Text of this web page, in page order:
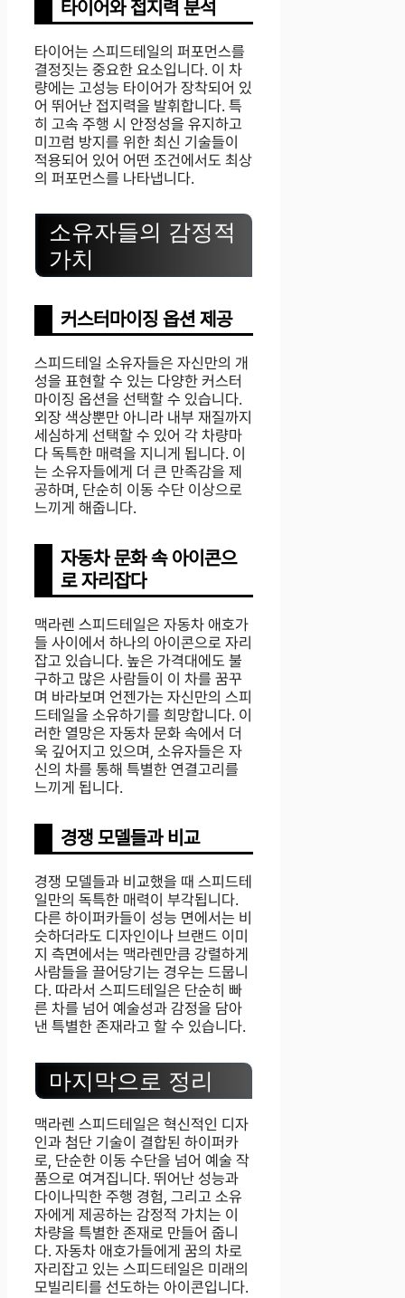
타이어와 접지력 분석
타이어는 스피드테일의 퍼포먼스를
결정짓는 중요한 요소입니다. 이 차
량에는 고성능 타이어가 장착되어 있
어 뛰어난 접지력을 발휘합니다. 특
히 고속 주행 시 안정성을 유지하고
미끄럼 방지를 위한 최신 기술들이
적용되어 있어 어떤 조건에서도 최상
의 퍼포먼스를 나타냅니다.
소유자들의 감정적
가치
커스터마이징 옵션 제공
스피드테일 소유자들은 자신만의 개
성을 표현할 수 있는 다양한 커스터
마이징 옵션을 선택할 수 있습니다.
외장 색상뿐만 아니라 내부 재질까지
세심하게 선택할 수 있어 각 차량마
다 독특한 매력을 지니게 됩니다. 이
는 소유자들에게 더 큰 만족감을 제
공하며, 단순히 이동 수단 이상으로
느끼게 해줍니다.
자동차 문화 속 아이콘으
로 자리잡다
맥라렌 스피드테일은 자동차 애호가
들 사이에서 하나의 아이콘으로 자리
잡고 있습니다. 높은 가격대에도 불
구하고 많은 사람들이 이 차를 꿈꾸
며 바라보며 언젠가는 자신만의 스피
드테일을 소유하기를 희망합니다. 이
러한 열망은 자동차 문화 속에서 더
욱 깊어지고 있으며, 소유자들은 자
신의 차를 통해 특별한 연결고리를
느끼게 됩니다.
경쟁 모델들과 비교
경쟁 모델들과 비교했을 때 스피드테
일만의 독특한 매력이 부각됩니다.
다른 하이퍼카들이 성능 면에서는 비
슷하더라도 디자인이나 브랜드 이미
지 측면에서는 맥라렌만큼 강렬하게
사람들을 끌어당기는 경우는 드뭅니
다. 따라서 스피드테일은 단순히 빠
른 차를 넘어 예술성과 감정을 담아
낸 특별한 존재라고 할 수 있습니다.
마지막으로 정리
맥라렌 스피드테일은 혁신적인 디자
인과 첨단 기술이 결합된 하이퍼카
로, 단순한 이동 수단을 넘어 예술 작
품으로 여겨집니다. 뛰어난 성능과
다이나믹한 주행 경험, 그리고 소유
자에게 제공하는 감정적 가치는 이
차량을 특별한 존재로 만들어 줍니
다. 자동차 애호가들에게 꿈의 차로
자리잡고 있는 스피드테일은 미래의
모빌리티를 선도하는 아이콘입니다.